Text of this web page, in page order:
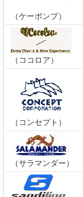
（ケーポンプ）
（ココロア）
（コンセプト）
（サラマンダー）